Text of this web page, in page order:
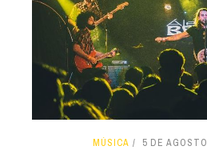
MÚSICA 5 DE AGOSTO